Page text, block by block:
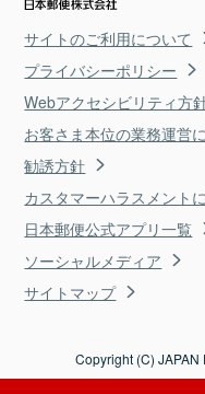
サイトのご利用について
プライバシーポリシー
Webアクセシビリティ方
お客さま本位の業務運営
勧誘方針
カスタマーハラスメント
日本郵便公式アプリ一覧
ソーシャルメディア
サイトマップ
Copyright (C) JAPAN